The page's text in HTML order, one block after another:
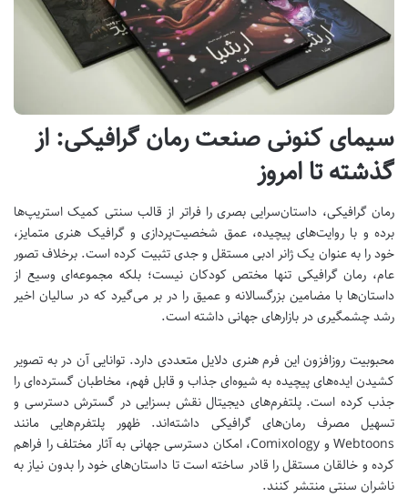
سیمای کنونی صنعت رمان گرافیکی: از
گذشته تا امروز
رمان گرافیکی، داستان‌سرایی بصری را فراتر از قالب سنتی کمیک استریپ‌ها
برده و با روایت‌های پیچیده، عمق شخصیت‌پردازی و گرافیک هنری متمایز،
خود را به عنوان یک ژانر ادبی مستقل و جدی تثبیت کرده است. برخلاف تصور
عام، رمان گرافیکی تنها مختص کودکان نیست؛ بلکه مجموعه‌ای وسیع از
داستان‌ها با مضامین بزرگسالانه و عمیق را در بر می‌گیرد که در سالیان اخیر
رشد چشمگیری در بازارهای جهانی داشته است.
محبوبیت روزافزون این فرم هنری دلایل متعددی دارد. توانایی آن در به تصویر
کشیدن ایده‌های پیچیده به شیوه‌ای جذاب و قابل فهم، مخاطبان گسترده‌ای را
جذب کرده است. پلتفرم‌های دیجیتال نقش بسزایی در گسترش دسترسی و
تسهیل مصرف رمان‌های گرافیکی داشته‌اند. ظهور پلتفرم‌هایی مانند
Webtoons و Comixology، امکان دسترسی جهانی به آثار مختلف را فراهم
کرده و خالقان مستقل را قادر ساخته است تا داستان‌های خود را بدون نیاز به
ناشران سنتی منتشر کنند.